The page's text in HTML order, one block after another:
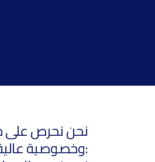
وخصوصية عالية للجميع الذين يتعاملون معنا. إليكم سياسة خصوصيتنا المكونة من 12 نقطة: